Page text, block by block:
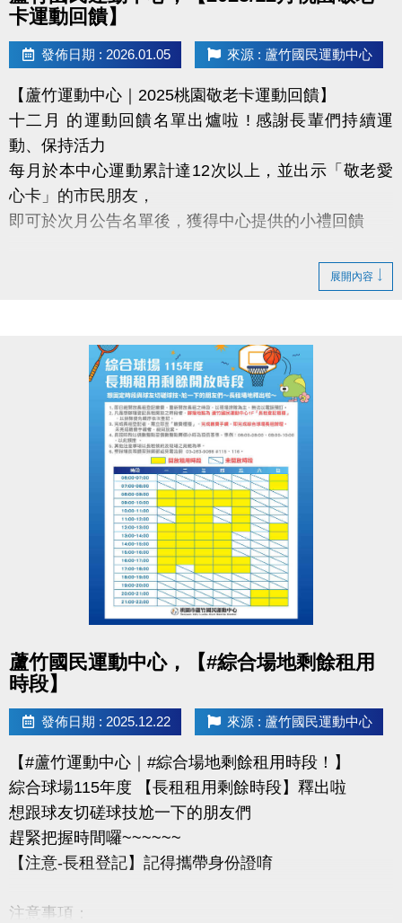
◆ 公益免費講座・限額30位
◆ 掃描 QR Code 填表報名，馬上卡位
◆ 報名連結：https://forms.gle/EtMsXpE4vdZeesNi9
卡運動回饋】
發佈日期 : 2026.01.05 來源 : 蘆竹國民運動中心
【蘆竹運動中心｜2025桃園敬老卡運動回饋】
十二月 的運動回饋名單出爐啦 ! 感謝長輩們持續運
動、保持活力
每月於本中心運動累計達12次以上，並出示「敬老愛
心卡」的市民朋友，
即可於次月公告名單後，獲得中心提供的小禮回饋
持續運動不僅讓身體更健康，
還能感受滿滿的鼓勵與心意
桃園市蘆竹國民運動中心
洽詢專線：03-2639066 #112 (客服部)
官網 :
https://www.lzsports.com.tw/zh_TW/news/pageID/1/
FB : 桃園市蘆竹國民運動中心
IG : @luzhusports
展開內容
蘆竹國民運動中心，【#綜合場地剩餘租用
時段】
發佈日期 : 2025.12.22 來源 : 蘆竹國民運動中心
【#蘆竹運動中心｜#綜合場地剩餘租用時段！】
綜合球場115年度 【長租租用剩餘時段】釋出啦
想跟球友切磋球技尬一下的朋友們
趕緊把握時間囉~~~~~~
【注意-長租登記】記得攜帶身份證唷
注意事項：